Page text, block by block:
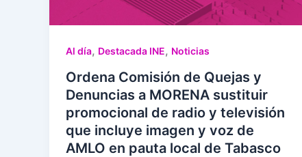
Al día, Destacada INE, Noticias
Ordena Comisión de Quejas y
Denuncias a MORENA sustituir
promocional de radio y televisión
que incluye imagen y voz de
AMLO en pauta local de Tabasco